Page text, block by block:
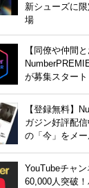
新シューズに
場
【同僚や仲間と
が募集スタート
【登録無料】
ガジン好評配
の「今」をメー
YouTubeチャ
60,000人突破